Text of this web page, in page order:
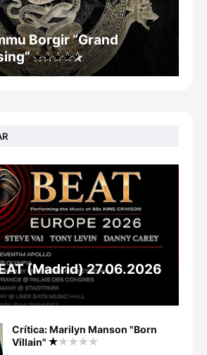
Borgir “Grand
(Madrid) 27.06.2026
Crítica: Marilyn Manson "Born
Villain"